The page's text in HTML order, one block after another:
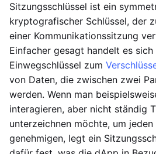
Sitzungsschlüssel ist ein
kryptografischer Schlüssel, der
einer Kommunikationssitzung
Einfacher gesagt handelt es sich
Einwegschlüssel zum
von Daten, die zwischen zwei
werden. Wenn man
interagieren, aber nicht ständig
unterzeichnen möchte, um
genehmigen, legt ein